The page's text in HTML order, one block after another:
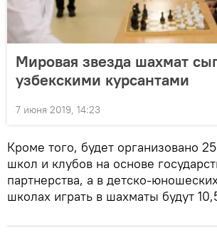
Мировая звезда шахмат
узбекскими курсантами
7 июня 2019, 14:23
Кроме того, будет организовано
школ и клубов на основе
партнерства, а в детско-
школах играть в шахматы будут